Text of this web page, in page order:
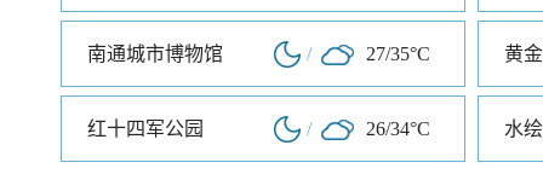
南通城市博物馆 / 27/35°C 黄
红十四军公园 / 26/34°C 水